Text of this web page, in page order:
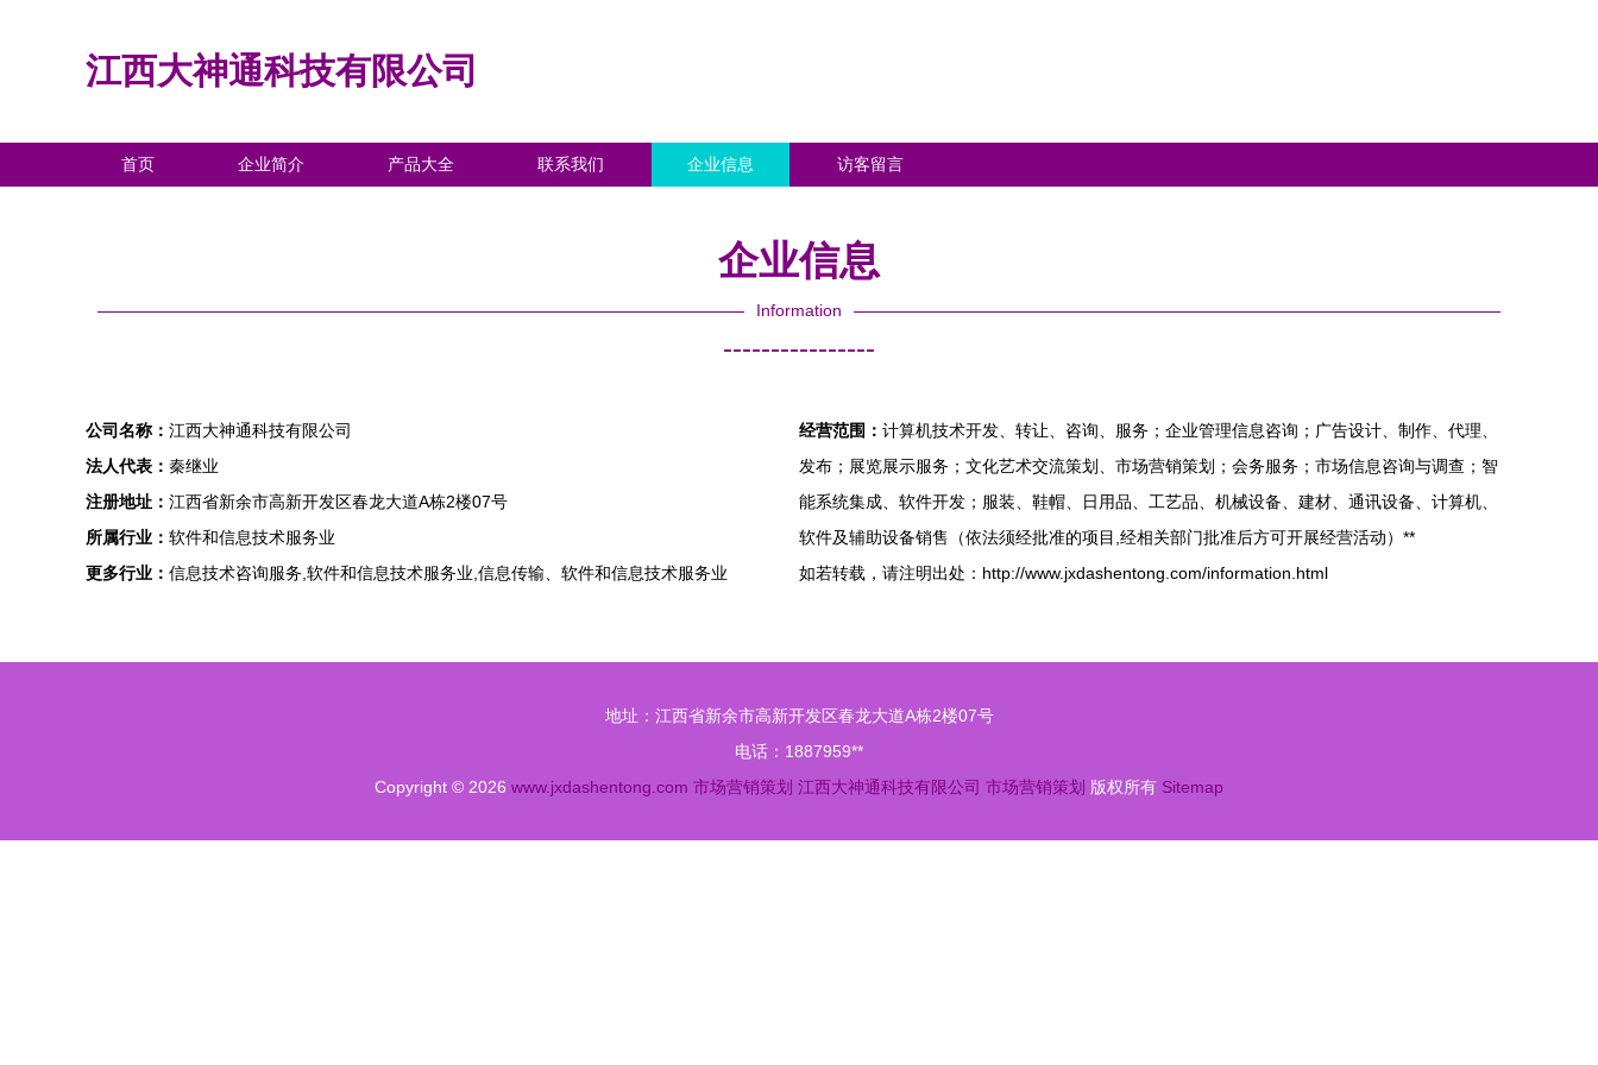
江西大神通科技有限公司
首页 企业简介 产品大全 联系我们 企业信息 访客留言
企业信息
Information
----------------
公司名称： 江西大神通科技有限公司
法人代表： 秦继业
注册地址： 江西省新余市高新开发区春龙大道A栋2楼07号
所属行业： 软件和信息技术服务业
更多行业： 信息技术咨询服务,软件和信息技术服务业,信息传输、软件和信息技术服务业
经营范围： 计算机技术开发、转让、咨询、服务；企业管理信息咨询；广告设计、制作、代理、
发布；展览展示服务；文化艺术交流策划、市场营销策划；会务服务；市场信息咨询与调查；智
能系统集成、软件开发；服装、鞋帽、日用品、工艺品、机械设备、建材、通讯设备、计算机、
软件及辅助设备销售（依法须经批准的项目,经相关部门批准后方可开展经营活动）**
如若转载，请注明出处：http://www.jxdashentong.com/information.html
地址：江西省新余市高新开发区春龙大道A栋2楼07号
电话：1887959**
Copyright © 2026 www.jxdashentong.com 市场营销策划 江西大神通科技有限公司 市场营销策划 版权所有 Sitemap